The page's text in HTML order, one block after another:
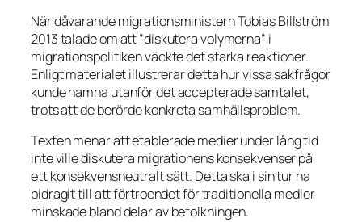
När dåvarande migrationsministern Tobias Billström
2013 talade om att ”diskutera volymerna” i
migrationspolitiken väckte det starka reaktioner.
Enligt materialet illustrerar detta hur vissa sakfrågor
kunde hamna utanför det accepterade samtalet,
trots att de berörde konkreta samhällsproblem.
Texten menar att etablerade medier under lång tid
inte ville diskutera migrationens konsekvenser på
ett konsekvensneutralt sätt. Detta ska i sin tur ha
bidragit till att förtroendet för traditionella medier
minskade bland delar av befolkningen.